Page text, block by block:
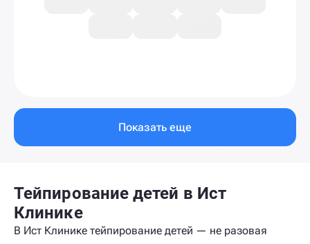
Показать еще
Тейпирование детей в Ист
Клинике
В Ист Клинике тейпирование детей — не разовая